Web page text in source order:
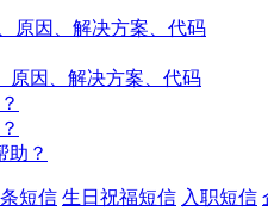
原因、解决方案、代码
原因、解决方案、代码
助？
短信 生日祝福短信 入职短信